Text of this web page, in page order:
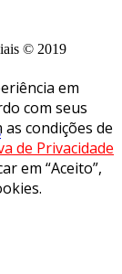
© 2019
em
com seus
condições de
de Privacidade
em “Aceito”,